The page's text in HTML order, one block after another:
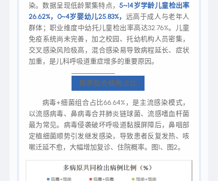
染。数据呈现低龄聚集特点，5~14岁学龄儿童检出率
26.62%，0~4岁婴幼儿25.83%， 远高于成人与老年人
群体；职业维度中幼托儿童检出率高达32.76%。儿童
免疫系统尚未完善，加之校园、托幼机构人员密集，
交叉感染风险极高，混合感染易导致病程延长、症状
加重，是儿科呼吸道重症增多的重要原因。
病原组合结构占比
病毒+细菌组合占比66.64%，是主流感染模式，
以流感病毒、鼻病毒合并肺炎链球菌、流感嗜血杆菌
最为常见。病毒侵袭破坏呼吸道黏膜屏障后，鼻咽部
定植细菌顺势引发继发感染，导致患者反复发热、咳
嗽迁延不愈，大幅增加复诊、住院概率。图1、图2。